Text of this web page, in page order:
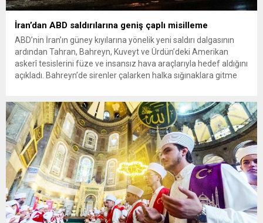
İran’dan ABD saldırılarına geniş çaplı misilleme
ABD’nin İran’ın güney kıyılarına yönelik yeni saldırı dalgasının
ardından Tahran, Bahreyn, Kuveyt ve Ürdün’deki Amerikan
askerî tesislerini füze ve insansız hava araçlarıyla hedef aldığını
açıkladı. Bahreyn’de sirenler çalarken halka sığınaklara gitme
yayıldı. İran Devrim...